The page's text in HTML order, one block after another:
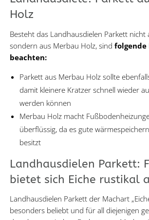
Holz
Besteht das Landhausdielen Parkett nicht
sondern aus Merbau Holz, sind folgende
beachten:
Parkett aus Merbau Holz sollte
damit kleinere Kratzer schnell wieder
werden können
Merbau Holz macht
überflüssig, da es gute
besitzt
Landhausdielen Parkett:
bietet sich Eiche rustikal
Landhausdielen Parkett der Machart
besonders beliebt und für all diejenigen